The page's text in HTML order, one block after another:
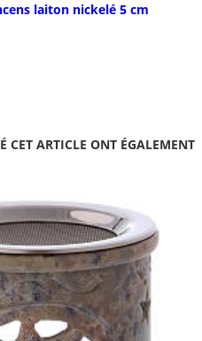
laiton nickelé 5 cm
CET ARTICLE ONT ÉGALEMENT